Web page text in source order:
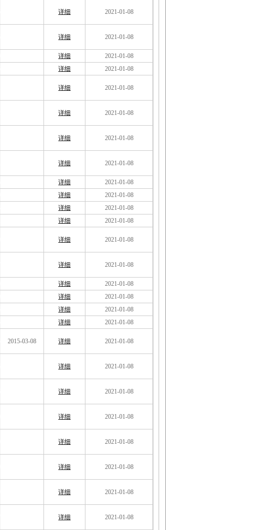
详细 2021-01-08
详细 2021-01-08
详细
2021-01-08
详细 2021-01-08
详细 2021-01-08
详细 2021-01-08
详细 2021-01-08
详细 2021-01-08
详细
2021-01-08
详细
2021-01-08
详细
2021-01-08
详细 2021-01-08
详细 2021-01-08
详细 2021-01-08
详细
2021-01-08
详细
2021-01-08
详细
2021-01-08
详细 2021-01-08
2015-03-08 详细 2021-01-08
详细 2021-01-08
详细 2021-01-08
详细 2021-01-08
详细 2021-01-08
详细 2021-01-08
详细 2021-01-08
详细 2021-01-08